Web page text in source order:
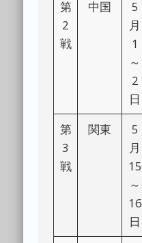
第
2
戦
中国
5
月
1
～
2
日
第
3
戦
関東
5
月
15
～
16
日